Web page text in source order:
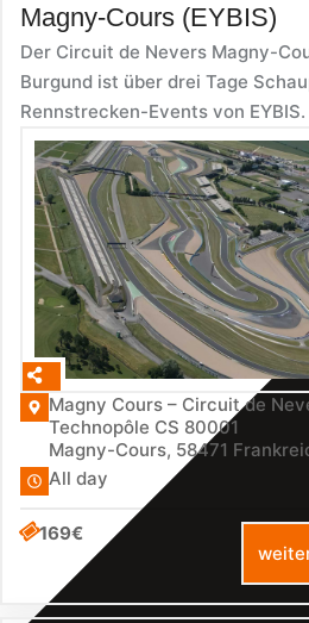
Magny-Cours (EYBIS)
Der Circuit de Nevers Magny-
Burgund ist über drei Tage
Rennstrecken-Events von
Magny Cours – Circuit de
Technopôle CS 80001
Magny-Cours, 58471
All day
169€